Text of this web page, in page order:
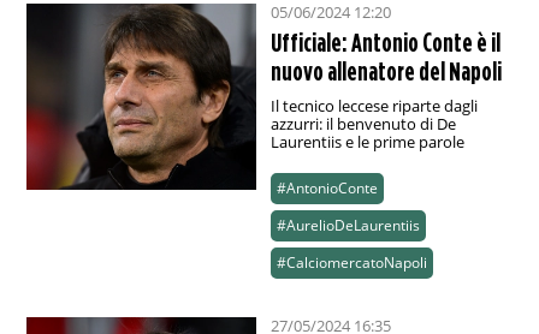
05/06/2024 12:20
Ufficiale: Antonio Conte è il
nuovo allenatore del Napoli
Il tecnico leccese riparte dagli
azzurri: il benvenuto di De
Laurentiis e le prime parole
#AntonioConte
#AurelioDeLaurentiis
#CalciomercatoNapoli
27/05/2024 16:35